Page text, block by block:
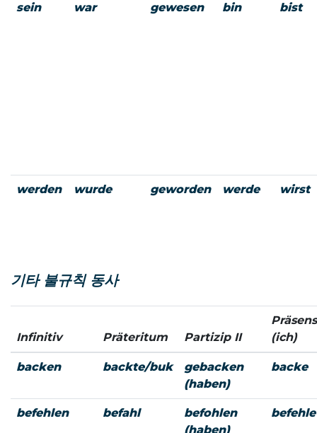
sein war gewesen bin bist
werden wurde geworden werde wirst
기타 불규칙 동사
Infinitiv Präteritum Partizip II
Präsens
(ich)
backen backte/buk
gebacken
(haben)
backe
befehlen befahl
befohlen
(haben)
befehle